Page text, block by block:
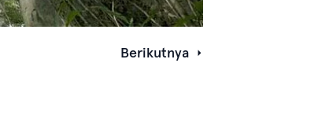
Berikutnya